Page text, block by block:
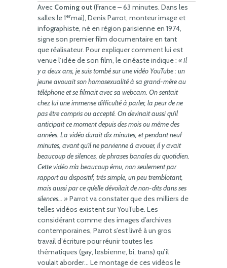
Avec Coming out(France – 63 minutes. Dans les
salles le 1ermai), Denis Parrot, monteur image et
infographiste, né en région parisienne en 1974,
signe son premier film documentaire en tant
que réalisateur. Pour expliquer comment lui est
venue l’idée de son film, le cinéaste indique : « Il
y a deux ans, je suis tombé sur une vidéo YouTube : un
jeune avouait son homosexualité à sa grand-mère au
téléphone et se filmait avec sa webcam. On sentait
chez lui une immense difficulté à parler, la peur de ne
pas être compris ou accepté. On devinait aussi qu’il
anticipait ce moment depuis des mois ou même des
années. La vidéo durait dix minutes, et pendant neuf
minutes, avant qu’il ne parvienne à avouer, il y avait
beaucoup de silences, de phrases banales du quotidien.
Cette vidéo m’a beaucoup ému, non seulement par
rapport au dispositif, très simple, un peu tremblotant,
mais aussi par ce qu’elle dévoilait de non-dits dans ses
silences… » Parrot va constater que des milliers de
telles vidéos existent sur YouTube. Les
considérant comme des images d’archives
contemporaines, Parrot s’est livré à un gros
travail d’écriture pour réunir toutes les
thématiques (gay, lesbienne, bi, trans) qu’il
voulait aborder… Le montage de ces vidéos le